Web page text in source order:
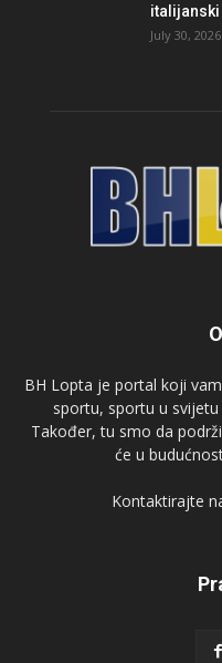
italijanski
July 30, 2026
BH Lopta je portal koji
sportu, sportu u
Također, tu smo da
će u
Kontaktirajte